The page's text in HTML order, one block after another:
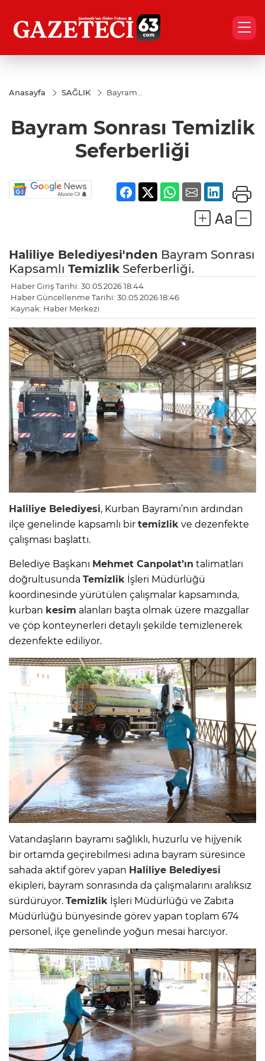
Anasayfa SAĞLIK
Bayram
Bayram Sonrası Temizlik
Seferberliği
Haliliye Belediyesi'nden Bayram Sonrası
Kapsamlı Temizlik Seferberliği.
Haber Giriş Tarihi: 30.05.2026 18:44
Haber Güncellenme Tarihi: 30.05.2026 18:46
Kaynak: Haber Merkezi
Haliliye Belediyesi, Kurban Bayramı’nın ardından
ilçe genelinde kapsamlı bir temizlik ve dezenfekte
çalışması başlattı.
Belediye Başkanı Mehmet Canpolat’ın talimatları
doğrultusunda Temizlik İşleri Müdürlüğü
koordinesinde yürütülen çalışmalar kapsamında,
kurban kesim alanları başta olmak üzere mazgallar
ve çöp konteynerleri detaylı şekilde temizlenerek
dezenfekte ediliyor.
Vatandaşların bayramı sağlıklı, huzurlu ve hijyenik
bir ortamda geçirebilmesi adına bayram süresince
sahada aktif görev yapan Haliliye Belediyesi
ekipleri, bayram sonrasında da çalışmalarını aralıksız
sürdürüyor. Temizlik İşleri Müdürlüğü ve Zabıta
Müdürlüğü bünyesinde görev yapan toplam 674
personel, ilçe genelinde yoğun mesai harcıyor.